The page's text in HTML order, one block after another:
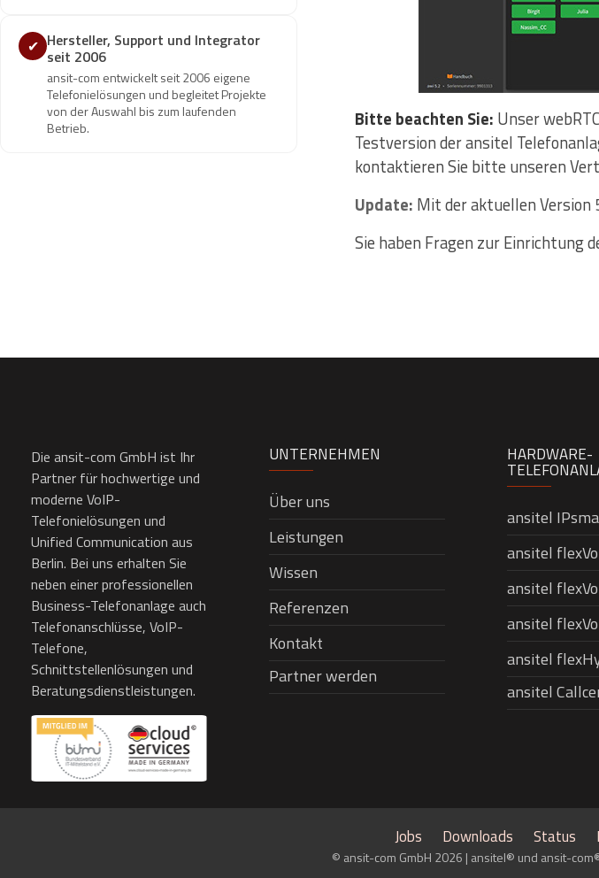
✔ Hersteller, Support und Integrator
seit 2006
ansit-com entwickelt seit 2006 eigene
Telefonielösungen und begleitet Projekte
von der Auswahl bis zum laufenden
Betrieb.
Bitte beachten Sie: Unser
Testversion der ansitel
kontaktieren Sie bitte unseren
Update: Mit der aktuellen Version
Sie haben Fragen zur Einrichtung
Die ansit-com GmbH ist Ihr
Partner für hochwertige und
moderne VoIP-
Telefonielösungen und
Unified Communication aus
Berlin. Bei uns erhalten Sie
neben einer professionellen
Business-Telefonanlage auch
Telefonanschlüsse, VoIP-
Telefone,
Schnittstellenlösungen und
Beratungsdienstleistungen.
UNTERNEHMEN
Über uns
Leistungen
Wissen
Referenzen
Kontakt
Partner werden
HARDWARE-
ansitel
ansitel
ansitel
ansitel
ansitel
ansitel
Jobs Downloads Status
© ansit-com GmbH 2026 | ansitel® und ansit-